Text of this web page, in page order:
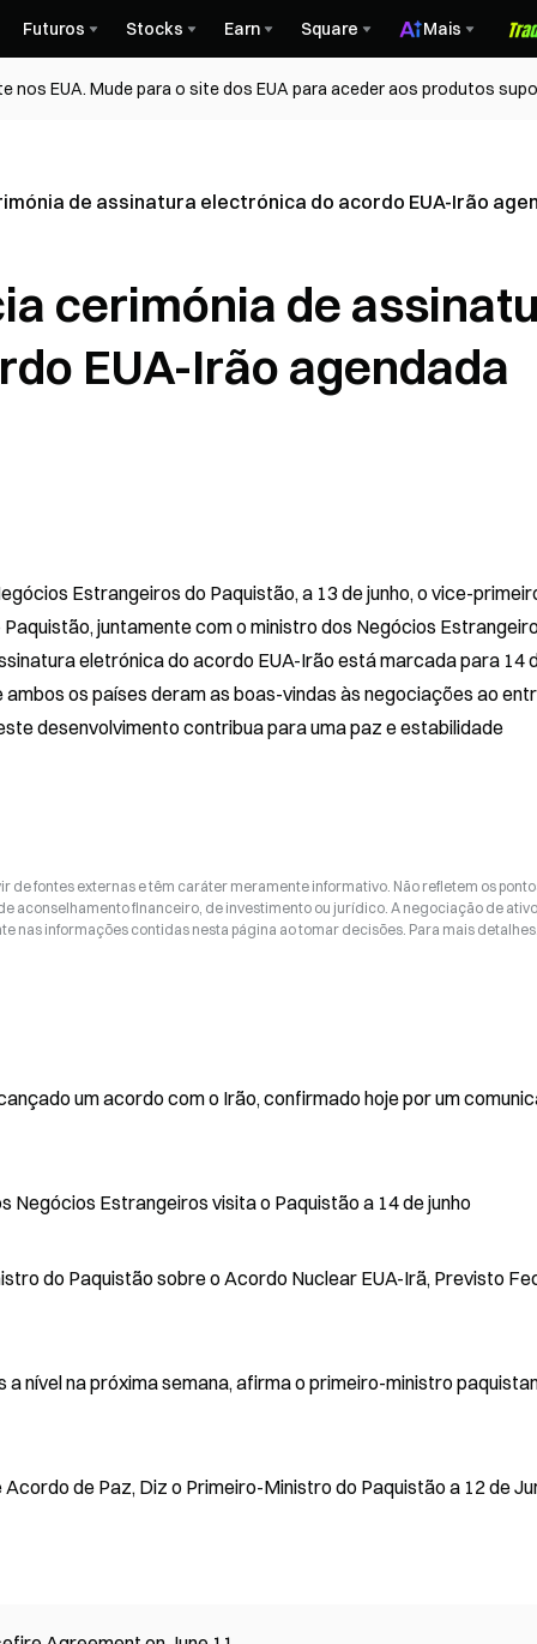
Futuros Stocks Earn Square Mais
nos EUA. Mude para o site dos EUA para aceder aos produtos
de assinatura electrónica do acordo EUA-Irão
cerimónia de
EUA-Irão agendada
Estrangeiros do Paquistão, a 13 de junho, o vice-
juntamente com o ministro dos Negócios
eletrónica do acordo EUA-Irão está marcada para 14
os países deram as boas-vindas às negociações ao
desenvolvimento contribua para uma paz e estabilidade
de fontes externas e têm caráter meramente informativo. Não refletem os
aconselhamento financeiro, de investimento ou jurídico. A negociação de
nas informações contidas nesta página ao tomar decisões. Para mais
um acordo com o Irão, confirmado hoje por um
Estrangeiros visita o Paquistão a 14 de junho
do Paquistão sobre o Acordo Nuclear EUA-Irã, Previsto
nível na próxima semana, afirma o primeiro-ministro
de Paz, Diz o Primeiro-Ministro do Paquistão a 12 de